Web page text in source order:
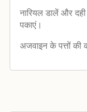
नारियल डालें और
पकाएं।
अजवाइन के पत्तों की